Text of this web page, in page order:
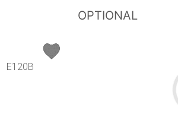
OPTIONAL
E120B